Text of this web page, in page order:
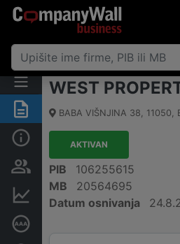
Rezime
Vlasnička struktura
WEST
BABA VIŠNJINA 38, 11050,
AKTIVAN
PIB
106255615
MB
20564695
Datum osnivanja